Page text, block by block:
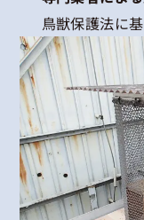
鳥獣保護法に